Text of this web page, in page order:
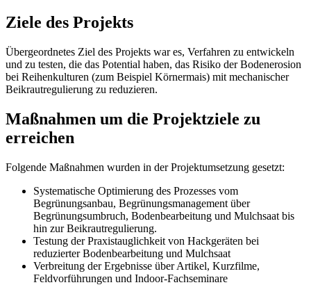
Ziele des Projekts
Übergeordnetes Ziel des Projekts war es, Verfahren zu entwickeln
und zu testen, die das Potential haben, das Risiko der Bodenerosion
bei Reihenkulturen (zum Beispiel Körnermais) mit mechanischer
Beikrautregulierung zu reduzieren.
Maßnahmen um die Projektziele zu
erreichen
Folgende Maßnahmen wurden in der Projektumsetzung gesetzt:
Systematische Optimierung des Prozesses vom
Begrünungsanbau, Begrünungsmanagement über
Begrünungsumbruch, Bodenbearbeitung und Mulchsaat bis
hin zur Beikrautregulierung.
Testung der Praxistauglichkeit von Hackgeräten bei
reduzierter Bodenbearbeitung und Mulchsaat
Verbreitung der Ergebnisse über Artikel, Kurzfilme,
Feldvorführungen und Indoor-Fachseminare